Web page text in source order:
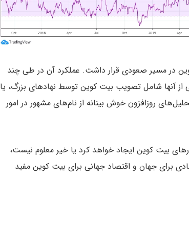
در مسیر صعودی قرار داشت. عملکرد آن در طی چند
آنها شامل تصویب بیت کوین توسط نهادهای بزرگ، یا
روزافزون خوش بینانه از نام‌های مشهور در امور
تغییری در روش تریدرهای بیت کوین ایجاد خواهد کرد یا خیر معلوم نیست،
برای جهان و اقتصاد جهانی برای بیت کوین مفید